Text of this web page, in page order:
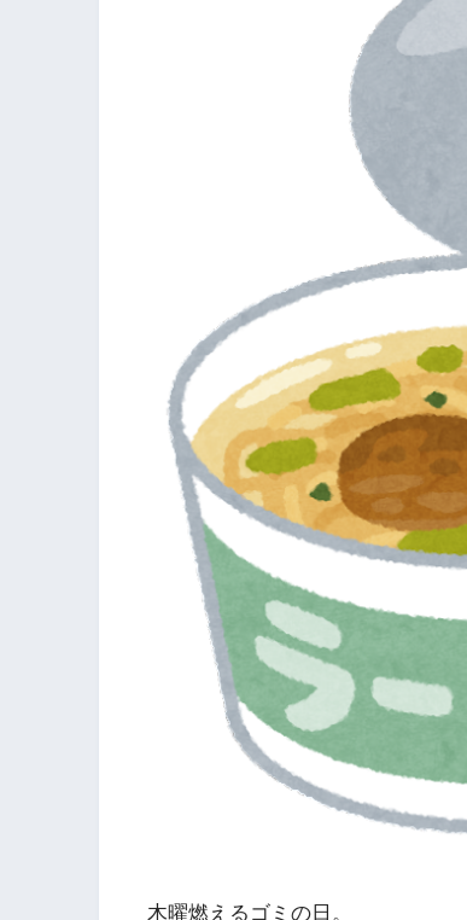
木曜燃えるゴミの日。